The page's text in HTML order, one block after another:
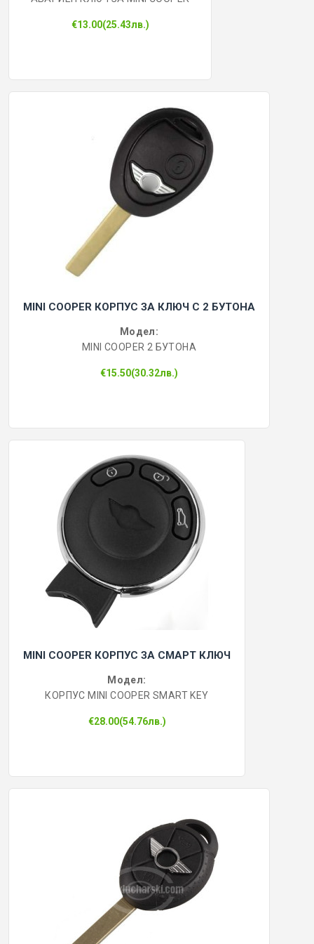
КОНТРОЛ НА ДОСТЪП
ФРЕЗИ КЛЮЧАРСКИ
ШПЕРЦОВЕ И ИНСТРУМЕНТИ
КЛЮЧАРСКИ МАШИНИ
КЛЮЧАРСКИ УСЛУГИ
ИМОБИЛАЙЗЕРИ
€13.00(25.43лв.)
MINI COOPER КОРПУС ЗА КЛЮЧ С 2 БУТОНА
Модел:
MINI COOPER 2 БУТОНА
€15.50(30.32лв.)
MINI COOPER КОРПУС ЗА СМАРТ КЛЮЧ
Модел:
КОРПУС MINI COOPER SMART KEY
€28.00(54.76лв.)